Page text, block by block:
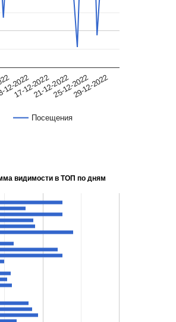
Посещения
-12
-2022
17
-12
-2022
21
-12
-2022
25
-12
-2022
29
-
12
-2022
видимости в ТОП по дням